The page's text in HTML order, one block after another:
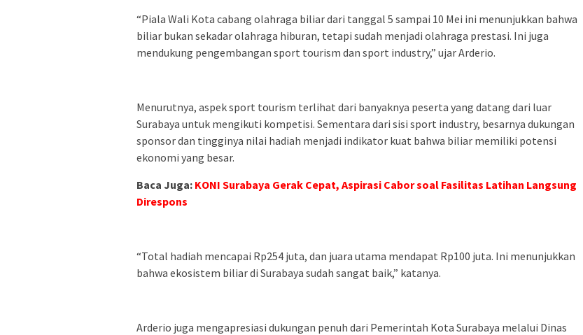
“Piala Wali Kota cabang olahraga biliar dari tanggal 5 sampai 10 Mei ini menunjukkan bahwa
biliar bukan sekadar olahraga hiburan, tetapi sudah menjadi olahraga prestasi. Ini juga
mendukung pengembangan sport tourism dan sport industry,” ujar Arderio.
Menurutnya, aspek sport tourism terlihat dari banyaknya peserta yang datang dari luar
Surabaya untuk mengikuti kompetisi. Sementara dari sisi sport industry, besarnya dukungan
sponsor dan tingginya nilai hadiah menjadi indikator kuat bahwa biliar memiliki potensi
ekonomi yang besar.
Baca Juga: KONI Surabaya Gerak Cepat, Aspirasi Cabor soal Fasilitas Latihan Langsung
Direspons
“Total hadiah mencapai Rp254 juta, dan juara utama mendapat Rp100 juta. Ini menunjukkan
bahwa ekosistem biliar di Surabaya sudah sangat baik,” katanya.
Arderio juga mengapresiasi dukungan penuh dari Pemerintah Kota Surabaya melalui Dinas